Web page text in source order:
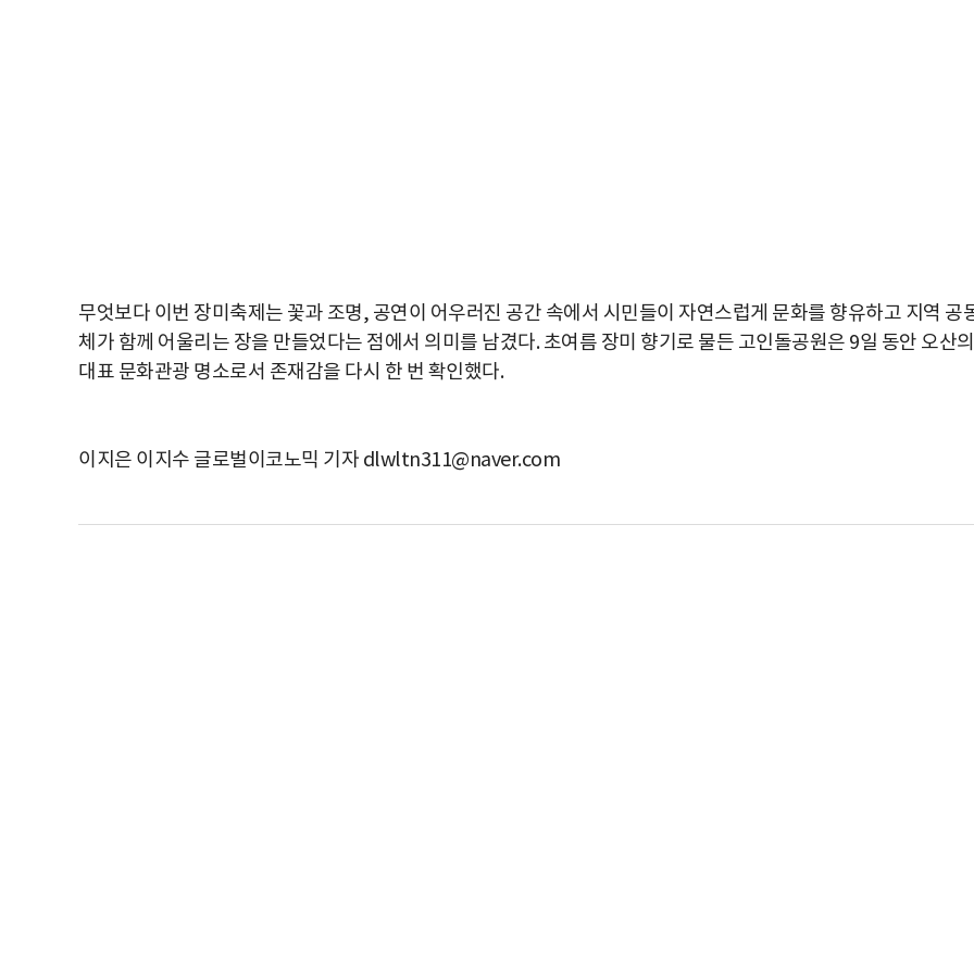
무엇보다 이번 장미축제는 꽃과 조명, 공연이 어우러진 공간 속에서 시민들이 자연스럽게 문화를 향유하고 지역 공
체가 함께 어울리는 장을 만들었다는 점에서 의미를 남겼다. 초여름 장미 향기로 물든 고인돌공원은 9일 동안 오산의
대표 문화관광 명소로서 존재감을 다시 한 번 확인했다.
이지은 이지수 글로벌이코노믹 기자 dlwltn311@naver.com